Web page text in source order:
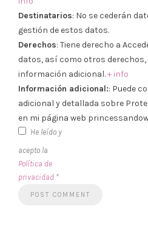
Destinatarios: No se cederán
gestión de estos datos.
Derechos: Tiene derecho a
datos, así como otros derechos,
información adicional.+ info
Información adicional:: Puede
adicional y detallada sobre
en mi página web
He leído y
acepto la
Política de
privacidad *